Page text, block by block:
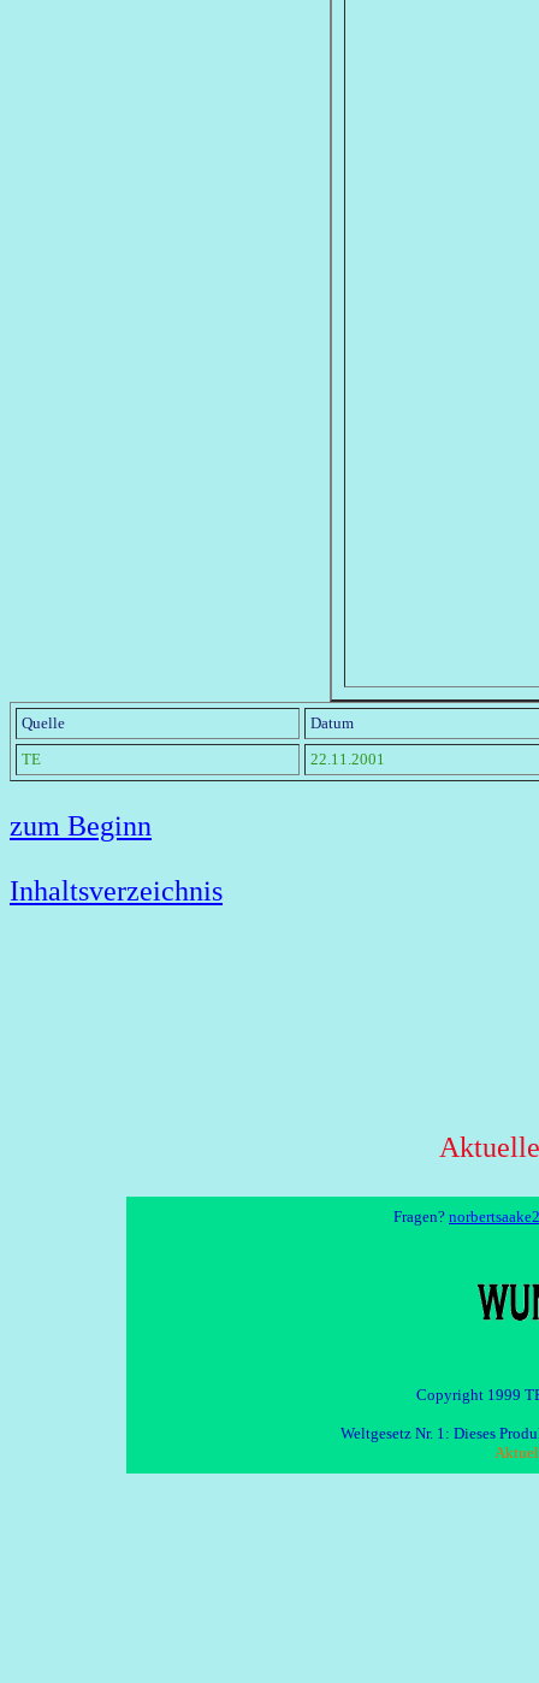
Quelle
Datum
TE
22.11.2001
zum Beginn
Inhaltsverzeichnis
Fragen?
Copyright 1999
Weltgesetz Nr. 1: Dieses